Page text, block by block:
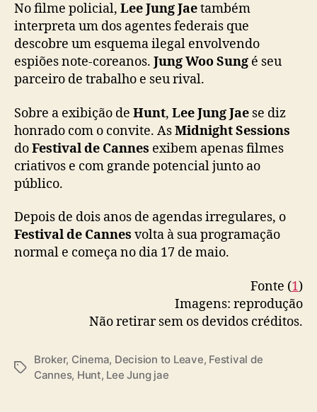
No filme policial, Lee Jung Jaetambém
interpreta um dos agentes federais que
descobre um esquema ilegal envolvendo
espiões note-coreanos. Jung Woo Sung é seu
parceiro de trabalho e seu rival.
Sobre a exibição de Hunt, Lee Jung Jae se diz
honrado com o convite. AsMidnight Sessions
doFestival de Cannes exibem apenas filmes
criativos e com grande potencial junto ao
público.
Depois de dois anos de agendas irregulares, o
Festival de Cannes volta à sua programação
normal e começa no dia 17 de maio.
Fonte (1)
Imagens: reprodução
Não retirar sem os devidos créditos.
T
Broker, Cinema, Decision to Leave, Festival de
Cannes, Hunt, Lee Jung jae